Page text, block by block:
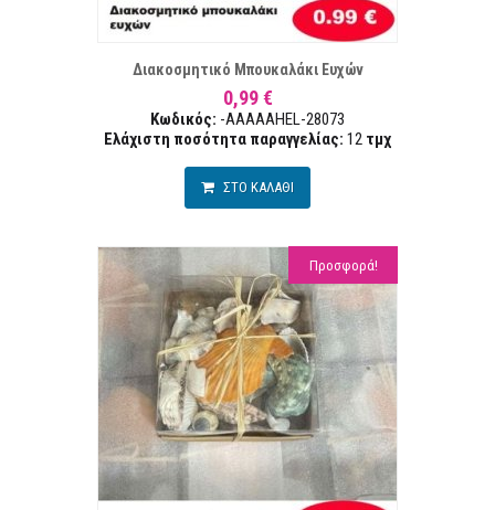
Διακοσμητικό Μπουκαλάκι Ευχών
0,99 €
Κωδικός: -AAAAAHEL-28073
Ελάχιστη ποσότητα παραγγελίας: 12 τμχ
ΣΤΟ ΚΑΛΑΘΙ
Προσφορά!